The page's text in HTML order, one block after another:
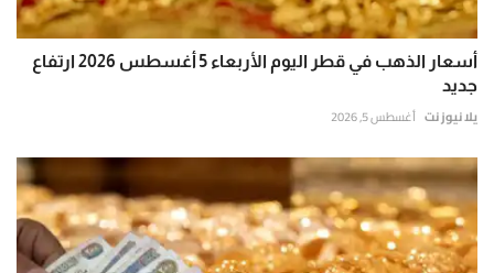
أسعار الذهب في قطر اليوم الأربعاء 5 أغسطس 2026 ارتفاع
جديد
يلا نيوز نت أغسطس 5, 2026